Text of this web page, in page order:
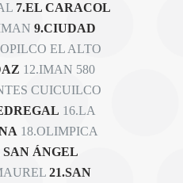
7.EL CARACOL
9.CIUDAD
EL ALTO
12.IMAN 580
CUICUILCO
16.LA
18.OLIMPICA
SAN ÁNGEL
21.SAN